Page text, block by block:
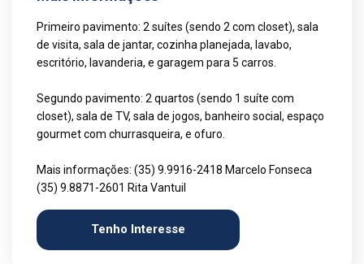
Primeiro pavimento: 2 suítes (sendo 2 com closet), sala
de visita, sala de jantar, cozinha planejada, lavabo,
escritório, lavanderia, e garagem para 5 carros.
Segundo pavimento: 2 quartos (sendo 1 suíte com
closet), sala de TV, sala de jogos, banheiro social, espaço
gourmet com churrasqueira, e ofuro.
Mais informações: (35) 9.9916-2418 Marcelo Fonseca
(35) 9.8871-2601 Rita Vantuil
Tenho Interesse